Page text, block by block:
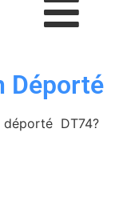
Déporté
déporté DT74?